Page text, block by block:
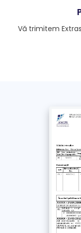
Doresc
Fără această
Condițiile
/ OCPI
Vă trimitem